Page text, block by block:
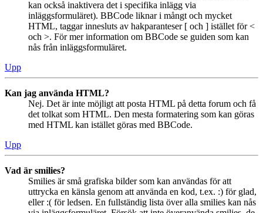
kan också inaktivera det i specifika inlägg via
inläggsformuläret). BBCode liknar i mångt och mycket
HTML, taggar innesluts av hakparanteser [ och ] istället för <
och >. För mer information om BBCode se guiden som kan
nås från inläggsformuläret.
Upp
Kan jag använda HTML?
Nej. Det är inte möjligt att posta HTML på detta forum och få
det tolkat som HTML. Den mesta formatering som kan göras
med HTML kan istället göras med BBCode.
Upp
Vad är smilies?
Smilies är små grafiska bilder som kan användas för att
uttrycka en känsla genom att använda en kod, t.ex. :) för glad,
eller :( för ledsen. En fullständig lista över alla smilies kan nås